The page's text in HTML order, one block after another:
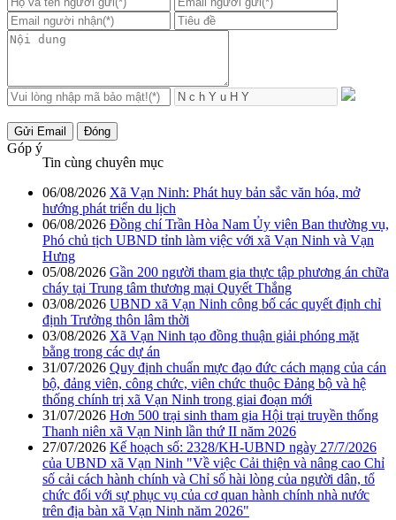
Gửi Email Đóng
Góp ý
Tin cùng chuyên mục
06/08/2026 Xã Vạn Ninh: Phát huy bản sắc văn hóa, mở
hướng phát triển du lịch
06/08/2026 Đồng chí Trần Hòa Nam Ủy viên Ban thường vụ,
Phó chủ tịch UBND tỉnh làm việc với xã Vạn Ninh và Vạn
Hưng
05/08/2026 Gần 200 người tham gia thực tập phương án chữa
cháy tại Trung tâm thương mại Quyết Thắng
03/08/2026 UBND xã Vạn Ninh công bố các quyết định chỉ
định Trưởng thôn lâm thời
03/08/2026 Xã Vạn Ninh tạo đồng thuận giải phóng mặt
bằng trong các dự án
31/07/2026 Quy định chuẩn mực đạo đức cách mạng của cán
bộ, đảng viên, công chức, viên chức thuộc Đảng bộ và hệ
thống chính trị xã Vạn Ninh trong giai đoạn mới
31/07/2026 Hơn 500 trại sinh tham gia Hội trại truyền thống
Thanh niên xã Vạn Ninh lần thứ II năm 2026
27/07/2026 Kế hoạch số: 2328/KH-UBND ngày 27/7/2026
của UBND xã Vạn Ninh "Về việc Cải thiện và nâng cao Chỉ
số cải cách hành chính và Chỉ số hài lòng của người dân, tổ
chức đối với sự phục vụ của cơ quan hành chính nhà nước
trên địa bàn xã Vạn Ninh năm 2026"